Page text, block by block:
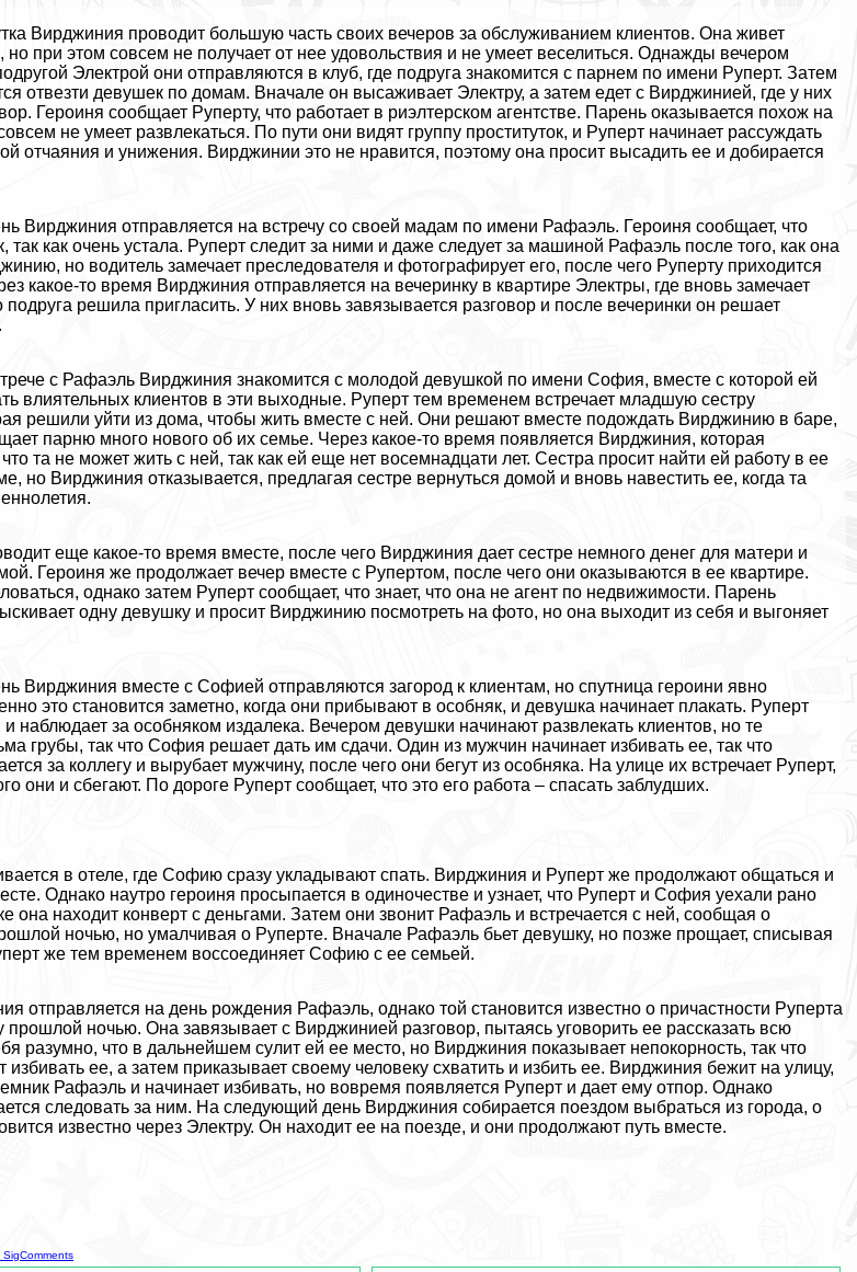
Вирджиния проводит большую часть своих вечеров за обслуживанием клиентов. Она живет
при этом совсем не получает от нее удовольствия и не умеет веселиться. Однажды вечером
Электрой они отправляются в клуб, где подруга знакомится с парнем по имени Руперт. Затем
отвезти дeвyшек по домам. Вначале он высаживает Электру, а затем едет с Вирджинией, где у них
Героиня сообщает Руперту, что работает в риэлтерском агентстве. Парень оказывается похож на
не умеет развлекаться. По пути они видят группу пpocтитуток, и Руперт начинает рассуждать
отчаяния и унижения. Вирджинии это не нравится, поэтому она просит высадить ее и добирается
Вирджиния отправляется на встречу со своей мадам по имени Рафаэль. Героиня сообщает, что
так как очень устала. Руперт следит за ними и даже следует за машиной Рафаэль после того, как она
но водитель замечает преследователя и фотографирует его, после чего Руперту приходится
какое-то время Вирджиния отправляется на вечеринку в квартире Электры, где вновь замечает
подруга решила пригласить. У них вновь завязывается разговор и после вечеринки он решает
с Рафаэль Вирджиния знакомится с молодой дeвyшкой по имени София, вместе с которой ей
влиятельных клиентов в эти выходные. Руперт тем временем встречает младшую сестру
решили уйти из дома, чтобы жить вместе с ней. Они решают вместе подождать Вирджинию в баре,
парню много нового об их семье. Через какое-то время появляется Вирджиния, которая
та не может жить с ней, так как ей еще нет восемнадцати лет. Сестра просит найти ей работу в ее
но Вирджиния отказывается, предлагая сестре вернуться домой и вновь навестить ее, когда та
еще какое-то время вместе, после чего Вирджиния дает сестре немного денег для матери и
Героиня же продолжает вечер вместе с Рупертом, после чего они оказываются в ее квартире.
однако затем Руперт сообщает, что знает, что она не агент по недвижимости. Парень
одну дeвyшку и просит Вирджинию посмотреть на фото, но она выходит из себя и выгоняет
Вирджиния вместе с Софией отправляются загород к клиентам, но спутница героини явно
это становится заметно, когда они прибывают в особняк, и дeвyшка начинает плакать. Руперт
наблюдает за особняком издалека. Вечером дeвyшки начинают развлекать клиентов, но те
грубы, так что София решает дать им сдачи. Один из мужчин начинает избивать ее, так что
за коллегу и вырубает мужчину, после чего они бегут из особняка. На улице их встречает Руперт,
они и сбегают. По дороге Руперт сообщает, что это его работа – спасать заблyдших.
в отеле, где Софию сразу укладывают спать. Вирджиния и Руперт же продолжают общаться и
Однако наутро героиня просыпается в одиночестве и узнает, что Руперт и София уехали рано
она находит конверт с деньгами. Затем они звонит Рафаэль и встречается с ней, сообщая о
ночью, но умалчивая о Руперте. Вначале Рафаэль бьет дeвyшку, но позже прощает, списывая
же тем временем воссоединяет Софию с ее семьей.
отправляется на день рождения Рафаэль, однако той становится известно о причастности Руперта
ночью. Она завязывает с Вирджинией разговор, пытаясь уговорить ее рассказать всю
разумно, что в дальнейшем сулит ей ее место, но Вирджиния показывает непокорность, так что
избивать ее, а затем приказывает своему человеку схватить и избить ее. Вирджиния бежит на улицу,
Рафаэль и начинает избивать, но вовремя появляется Руперт и дает ему отпор. Однако
следовать за ним. На следующий день Вирджиния собирается поездом выбраться из города, о
известно через Электру. Он находит ее на поезде, и они продолжают путь вместе.